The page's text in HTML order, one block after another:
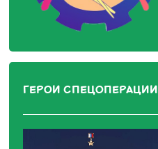
ГЕРОИ СПЕЦОПЕРАЦИИ